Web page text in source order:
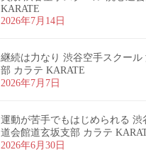
KARATE
2026年7月14日
継続は力なり 渋谷空手スクール
部 カラテ KARATE
2026年7月7日
運動が苦手でもはじめられる
道会館道玄坂支部 カラテ
2026年6月30日